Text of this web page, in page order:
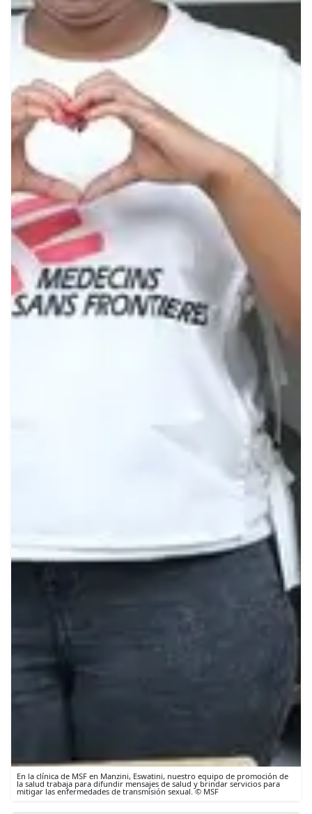
En la clínica de MSF en Manzini, Eswatini, nuestro equipo de promoción de
la salud trabaja para difundir mensajes de salud y brindar servicios para
mitigar las enfermedades de transmisión sexual. © MSF